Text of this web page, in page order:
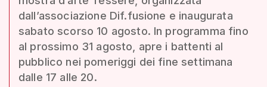
dall’associazione Dif.fusione e inaugurata
sabato scorso 10 agosto. In programma fino
al prossimo 31 agosto, apre i battenti al
pubblico nei pomeriggi dei fine settimana
dalle 17 alle 20.